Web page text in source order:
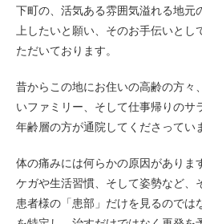
下町の、活気ある雰囲気溢れる地元
上したいと願い、そのお手伝いとし
ただいております。
昔からこの地にお住いの高齢の方々
いファミリー、そして仕事帰りのサ
年齢層の方が通院してくださってい
体の痛みには何らかの原因がありま
ケガや生活習慣、そして姿勢など、
患者様の「患部」だけを見るのでは